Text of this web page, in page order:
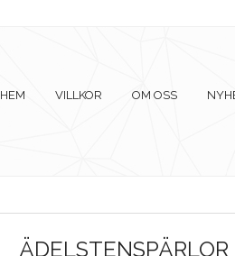
HEM VILLKOR OM OSS